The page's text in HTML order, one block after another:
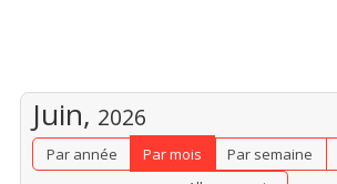
Juin, 2026
Par année Par mois Par semaine